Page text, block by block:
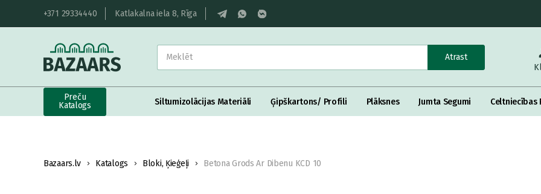
+371 29334440 Katlakalna iela 8, Rīga
Atrast
Preču
Katalogs
Siltumizolācijas Materiāli Ģipškartons/ Profili Plāksnes Jumta Segumi Celtniecības
Bazaars.lv Katalogs Bloki, Ķieģeļi Betona Grods Ar Dibenu KCD 10